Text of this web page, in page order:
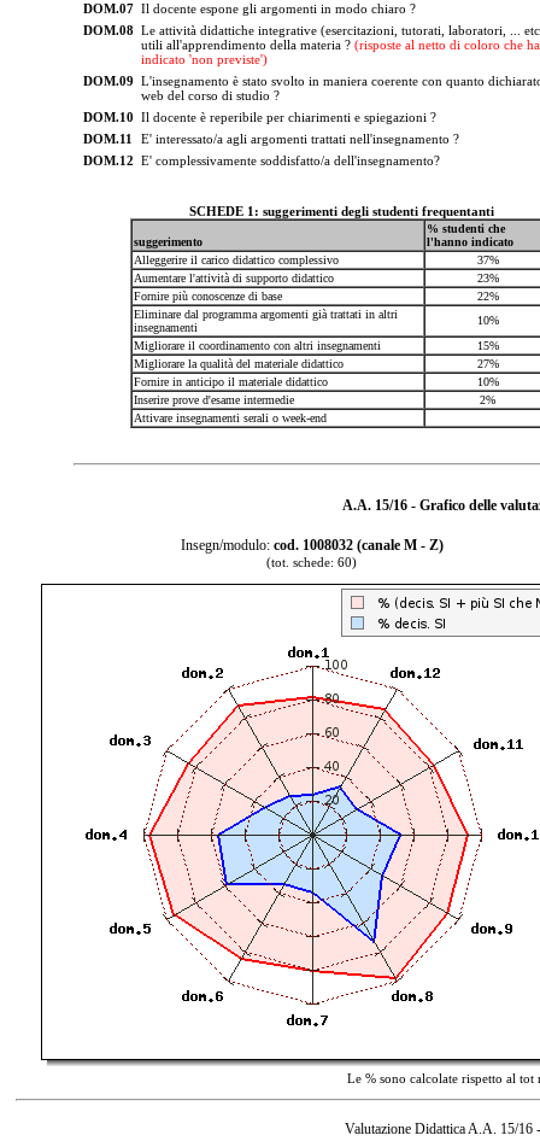
DOM.07 Il docente espone gli argomenti in modo chiaro ?
DOM.08 Le attività didattiche integrative (esercitazioni, tutorati, laboratori, ...
utili all'apprendimento della materia ? (risposte al netto di coloro che
indicato 'non previste')
DOM.09 L'insegnamento è stato svolto in maniera coerente con quanto
web del corso di studio ?
DOM.10 Il docente è reperibile per chiarimenti e spiegazioni ?
DOM.11
E' interessato/a agli argomenti trattati nell'insegnamento ?
DOM.12 E' complessivamente soddisfatto/a dell'insegnamento?
SCHEDE 1: suggerimenti degli studenti frequentanti
suggerimento
% studenti che
l'hanno indicato
Alleggerire il carico didattico complessivo
37%
Aumentare l'attività di supporto didattico
23%
Fornire più conoscenze di base
22%
Eliminare dal programma argomenti già trattati in altri
insegnamenti
10%
Migliorare il coordinamento con altri insegnamenti
15%
Migliorare la qualità del materiale didattico
27%
Fornire in anticipo il materiale didattico
10%
Inserire prove d'esame intermedie
2%
Attivare insegnamenti serali o week-end
A.A. 15/16 - Grafico delle
Insegn/modulo: cod. 1008032 (canale M - Z)
(tot. schede: 60)
Le % sono calcolate rispetto al
Valutazione Didattica A.A. 15/16